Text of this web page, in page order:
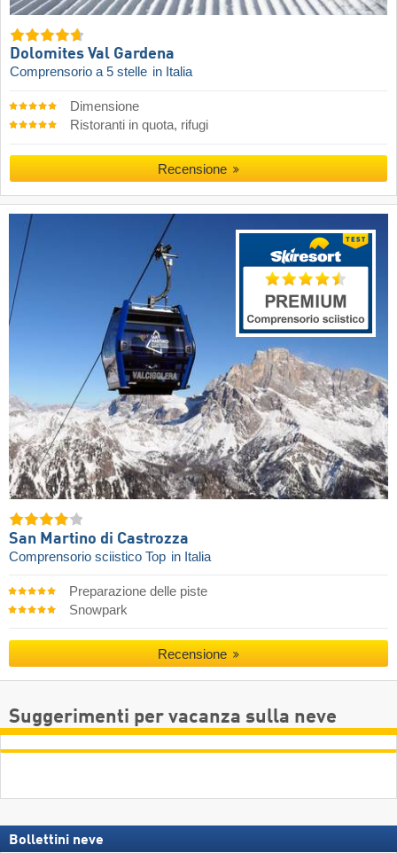
Dolomites Val Gardena
Comprensorio a 5 stelle in Italia
Dimensione
Ristoranti in quota, rifugi
Recensione
San Martino di Castrozza
Comprensorio sciistico Top in Italia
Preparazione delle piste
Snowpark
Recensione
Suggerimenti per vacanza sulla neve
Bollettini neve